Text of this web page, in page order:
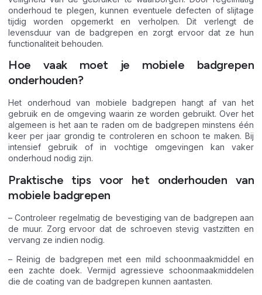
onderhoud te plegen, kunnen eventuele defecten of slijtage
tijdig worden opgemerkt en verholpen. Dit verlengt de
levensduur van de badgrepen en zorgt ervoor dat ze hun
functionaliteit behouden.
Hoe vaak moet je mobiele badgrepen
onderhouden?
Het onderhoud van mobiele badgrepen hangt af van het
gebruik en de omgeving waarin ze worden gebruikt. Over het
algemeen is het aan te raden om de badgrepen minstens één
keer per jaar grondig te controleren en schoon te maken. Bij
intensief gebruik of in vochtige omgevingen kan vaker
onderhoud nodig zijn.
Praktische tips voor het onderhouden van
mobiele badgrepen
– Controleer regelmatig de bevestiging van de badgrepen aan
de muur. Zorg ervoor dat de schroeven stevig vastzitten en
vervang ze indien nodig.
– Reinig de badgrepen met een mild schoonmaakmiddel en
een zachte doek. Vermijd agressieve schoonmaakmiddelen
die de coating van de badgrepen kunnen aantasten.